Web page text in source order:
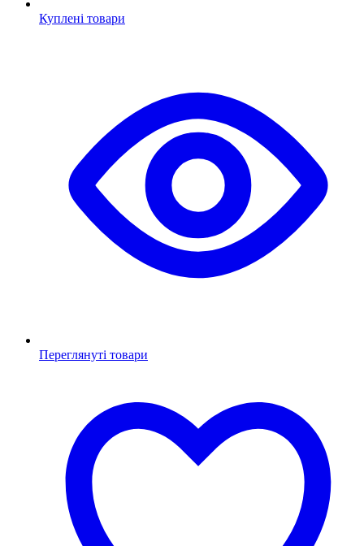
Куплені товари
Переглянуті товари